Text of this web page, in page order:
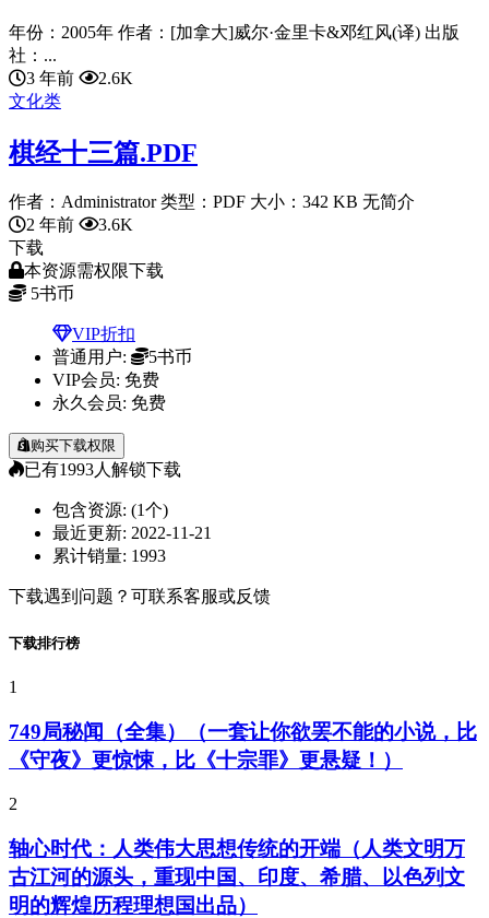
年份：2005年 作者：[加拿大]威尔·金里卡&邓红风(译) 出版
社：...
3 年前
2.6K
文化类
棋经十三篇.PDF
作者：Administrator 类型：PDF 大小：342 KB 无简介
2 年前
3.6K
下载
本资源需权限下载
5书币
VIP折扣
普通用户:
5书币
VIP会员: 免费
永久会员: 免费
购买下载权限
已有1993人解锁下载
包含资源: (1个)
最近更新: 2022-11-21
累计销量: 1993
下载遇到问题？可联系客服或反馈
下载排行榜
1
749局秘闻（全集）（一套让你欲罢不能的小说，比
《守夜》更惊悚，比《十宗罪》更悬疑！）
2
轴心时代：人类伟大思想传统的开端（人类文明万
古江河的源头，重现中国、印度、希腊、以色列文
明的辉煌历程理想国出品）